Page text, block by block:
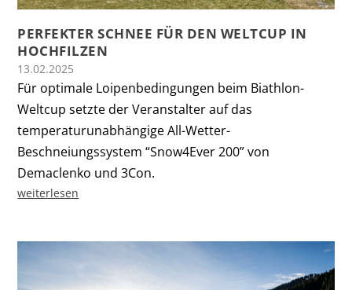
PERFEKTER SCHNEE FÜR DEN WELTCUP IN
HOCHFILZEN
13.02.2025
Für optimale Loipenbedingungen beim Biathlon-
Weltcup setzte der Veranstalter auf das
temperaturunabhängige All-Wetter-
Beschneiungssystem “Snow4Ever 200” von
Demaclenko und 3Con.
weiterlesen